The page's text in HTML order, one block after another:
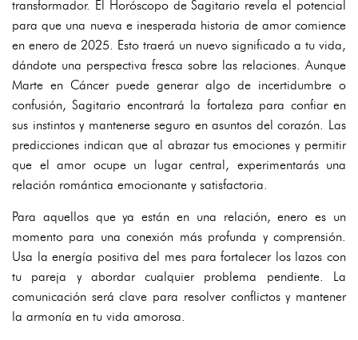
transformador. El Horóscopo de Sagitario revela el potencial
para que una nueva e inesperada historia de amor comience
en enero de 2025. Esto traerá un nuevo significado a tu vida,
dándote una perspectiva fresca sobre las relaciones. Aunque
Marte en Cáncer puede generar algo de incertidumbre o
confusión, Sagitario encontrará la fortaleza para confiar en
sus instintos y mantenerse seguro en asuntos del corazón. Las
predicciones indican que al abrazar tus emociones y permitir
que el amor ocupe un lugar central, experimentarás una
relación romántica emocionante y satisfactoria.
Para aquellos que ya están en una relación, enero es un
momento para una conexión más profunda y comprensión.
Usa la energía positiva del mes para fortalecer los lazos con
tu pareja y abordar cualquier problema pendiente. La
comunicación será clave para resolver conflictos y mantener
la armonía en tu vida amorosa.